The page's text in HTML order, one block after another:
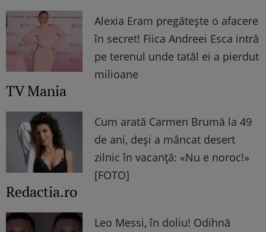
Alexia Eram pregătește o afacere
în secret! Fiica Andreei Esca intră
pe terenul unde tatăl ei a pierdut
milioane
TV Mania
Cum arată Carmen Brumă la 49
de ani, deși a mâncat desert
zilnic în vacanță: «Nu e noroc!»
[FOTO]
Redactia.ro
Leo Messi, în doliu! Odihnă